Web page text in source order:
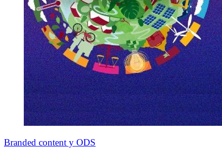
Branded content y ODS